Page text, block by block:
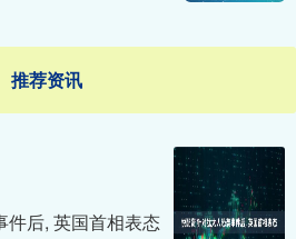
推荐资讯
件后, 英国首相表态